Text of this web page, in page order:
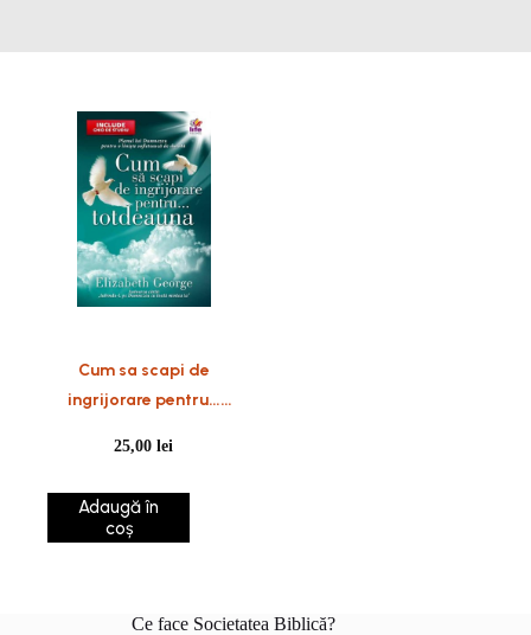
Cum sa scapi de
ingrijorare pentru…
25,00lei
Adaugă în
coș
Ce face Societatea Biblică?